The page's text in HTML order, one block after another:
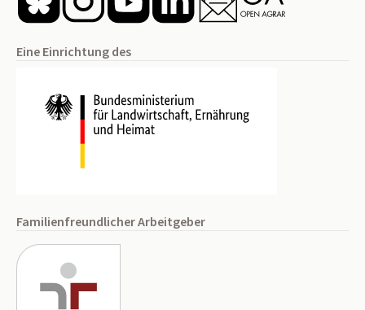
Eine Einrichtung des
Familienfreundlicher Arbeitgeber